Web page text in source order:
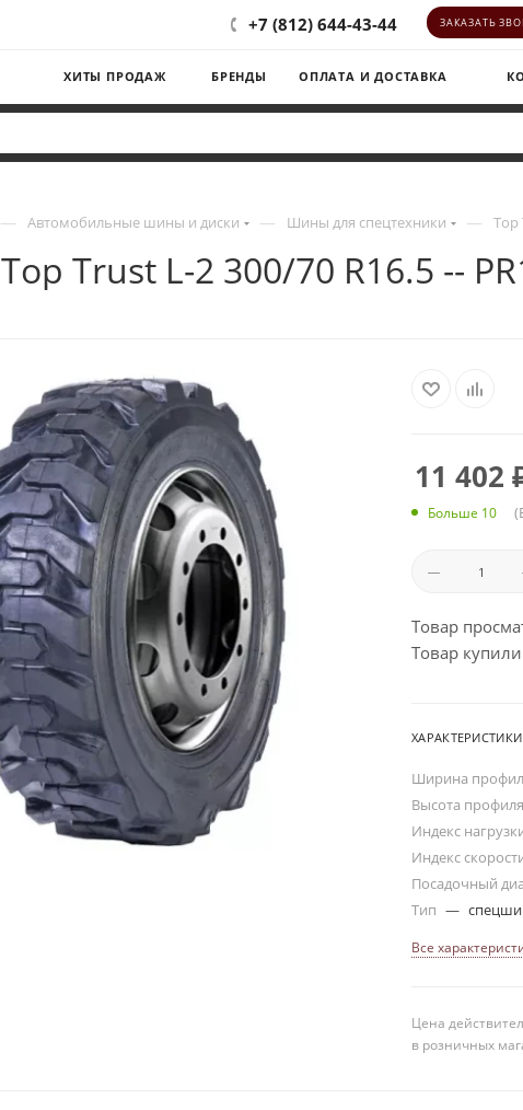
+7 (812) 644-43-44 ЗАКАЗАТЬ
ХИТЫ ПРОДАЖ БРЕНДЫ ОПЛАТА И ДОСТАВКА
— Автомобильные шины и диски — Шины для спецтехники — Top
Top Trust L-2 300/70 R16.5 --
11 402
Больше 10
Товар
Товар
ХАРАКТЕРИСТИКИ
Ширина
Высота
Индекс
Индекс
Посадочный
Тип —
Все
Цена
в розничных